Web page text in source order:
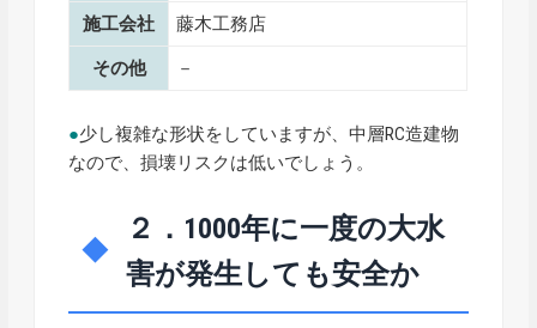
施工会社 藤木工務店
その他 －
●少し複雑な形状をしていますが、中層RC造建物
なので、損壊リスクは低いでしょう。
２．1000年に一度の大水
害が発生しても安全か